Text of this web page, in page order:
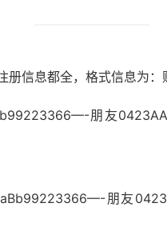
册信息都全，格式信息
朋友
朋友